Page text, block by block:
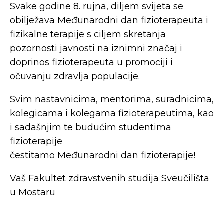
Svake godine 8. rujna, diljem svijeta se
obilježava Međunarodni dan fizioterapeuta i
fizikalne terapije s ciljem skretanja
pozornosti javnosti na iznimni značaj i
doprinos fizioterapeuta u promociji i
očuvanju zdravlja populacije.
Svim nastavnicima, mentorima, suradnicima,
kolegicama i kolegama fizioterapeutima, kao
i sadašnjim te budućim studentima
fizioterapije
čestitamo Međunarodni dan fizioterapije!
Vaš Fakultet zdravstvenih studija Sveučilišta
u Mostaru